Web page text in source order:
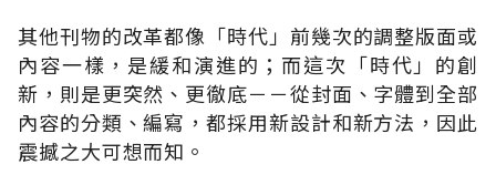
其他刊物的改革都像「時代」前幾次的調整版面或
內容一樣，是緩和演進的；而這次「時代」的創
新，則是更突然、更徹底－－從封面、字體到全部
內容的分類、編寫，都採用新設計和新方法，因此
震撼之大可想而知。